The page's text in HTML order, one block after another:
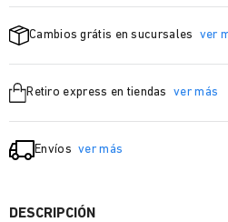
Cambios grátis en sucursales ver
Retiro express en tiendas ver más
Envíos ver más
DESCRIPCIÓN